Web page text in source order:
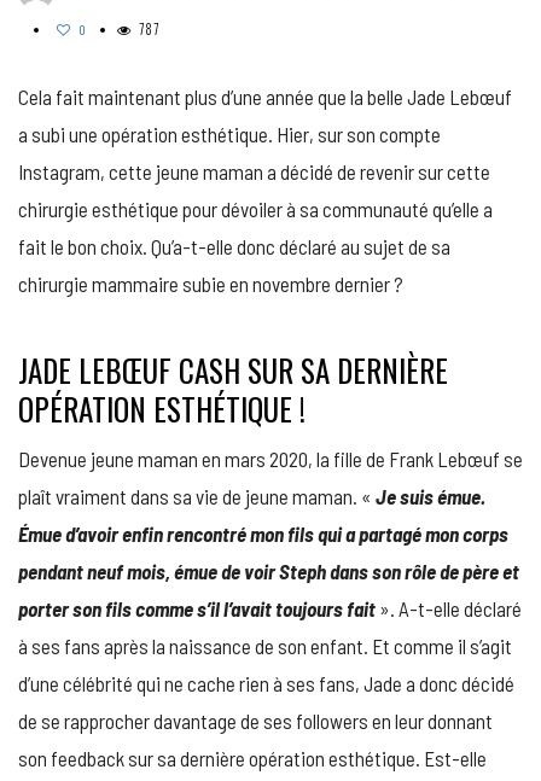
SON
LA
!
0 787
Cela fait maintenant plus d’une année que la belle Jade Lebœuf
a subi une opération esthétique. Hier, sur son compte
Instagram, cette jeune maman a décidé de revenir sur cette
chirurgie esthétique pour dévoiler à sa communauté qu’elle a
fait le bon choix. Qu’a-t-elle donc déclaré au sujet de sa
chirurgie mammaire subie en novembre dernier ?
JADE LEBŒUF CASH SUR SA DERNIÈRE
OPÉRATION ESTHÉTIQUE !
Devenue jeune maman en mars 2020, la fille de Frank Lebœuf se
plaît vraiment dans sa vie de jeune maman. « Je suis émue.
Émue d’avoir enfin rencontré mon fils qui a partagé mon corps
pendant neuf mois, émue de voir Steph dans son rôle de père et
porter son fils comme s’il l’avait toujours fait ». A-t-elle déclaré
à ses fans après la naissance de son enfant. Et comme il s’agit
d’une célébrité qui ne cache rien à ses fans, Jade a donc décidé
de se rapprocher davantage de ses followers en leur donnant
son feedback sur sa dernière opération esthétique. Est-elle